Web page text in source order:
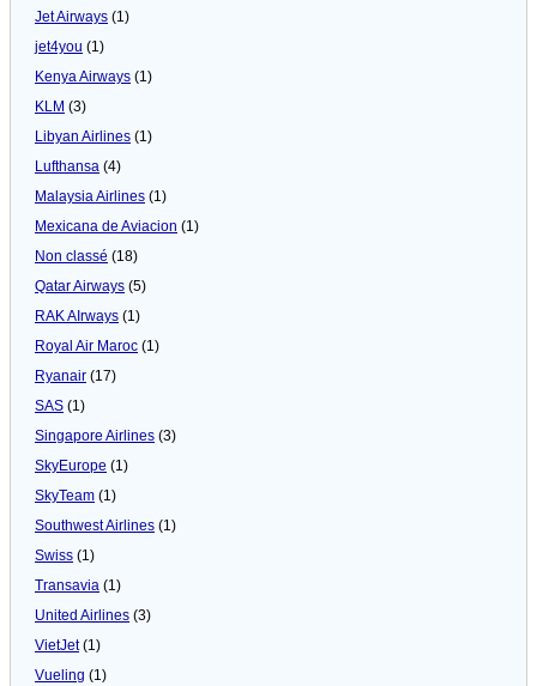
Jet Airways (1)
jet4you (1)
Kenya Airways (1)
KLM (3)
Libyan Airlines (1)
Lufthansa (4)
Malaysia Airlines (1)
Mexicana de Aviacion (1)
Non classé (18)
Qatar Airways (5)
RAK AIrways (1)
Royal Air Maroc (1)
Ryanair (17)
SAS (1)
Singapore Airlines (3)
SkyEurope (1)
SkyTeam (1)
Southwest Airlines (1)
Swiss (1)
Transavia (1)
United Airlines (3)
VietJet(1)
Vueling (1)